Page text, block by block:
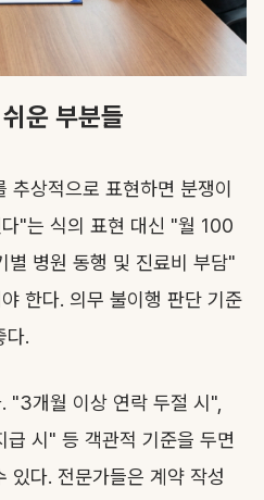
운 부분들
상적으로 표현하면 분쟁이
"는 식의 표현 대신 "월 100
별 병원 동행 및 진료비 부담"
한다. 의무 불이행 판단 기준
다.
"3개월 이상 연락 두절 시",
시" 등 객관적 기준을 두면
있다. 전문가들은 계약 작성